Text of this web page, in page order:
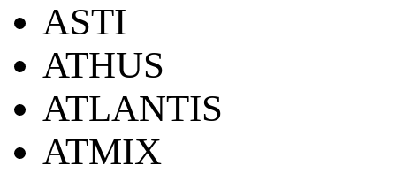
ASTI
ATHUS
ATLANTIS
ATMIX